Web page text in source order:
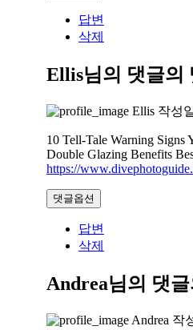
답변
삭제
Ellis님의 댓글의
Ellis 작성
10 Tell-Tale Warning Signs
Double Glazing Benefits
https://
댓글옵션
답변
삭제
Andrea님의 댓글
Andrea 작